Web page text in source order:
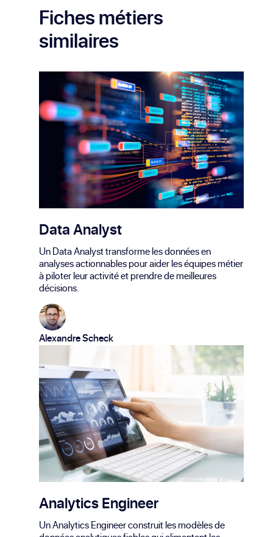
Fiches métiers
similaires
Data Analyst
Un Data Analyst transforme les données en
analyses actionnables pour aider les équipes métier
à piloter leur activité et prendre de meilleures
décisions.
Alexandre Scheck
Analytics Engineer
Un Analytics Engineer construit les modèles de